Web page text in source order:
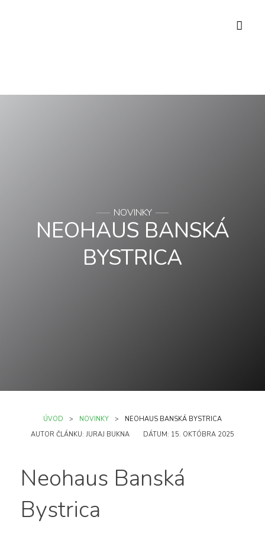
NOVINKY
NEOHAUS BANSKÁ
BYSTRICA
ÚVOD NOVINKY
NEOHAUS BANSKÁ BYSTRICA
AUTOR ČLÁNKU: JURAJ BUKNA DÁTUM: 15. OKTÓBRA 2025
Neohaus Banská
Bystrica